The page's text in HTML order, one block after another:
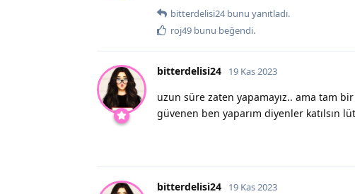
bitterdelisi24bunu yanıtladı.
roj49 bunu beğendi.
bitterdelisi24 19 Kas 2023
uzun süre zaten yapamayız.. ama tam
güvenen ben yaparım diyenler katılsın
bitterdelisi24 19 Kas 2023